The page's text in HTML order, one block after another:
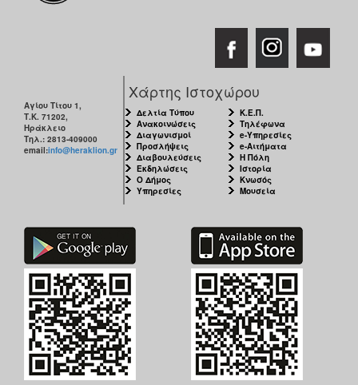
Αγίου Τίτου 1,
Τ.Κ. 71202,
Ηράκλειο
Τηλ.: 2813-409000
email:info@heraklion.gr
Χάρτης Ιστοχώρου
Δελτία Τύπου
Ανακοινώσεις
Διαγωνισμοί
Προσλήψεις
Διαβουλεύσεις
Εκδηλώσεις
Ο Δήμος
Υπηρεσίες
Κ.Ε.Π.
Τηλέφωνα
e-Υπηρεσίες
e-Αιτήματα
Η Πόλη
Ιστορία
Κνωσός
Μουσεία